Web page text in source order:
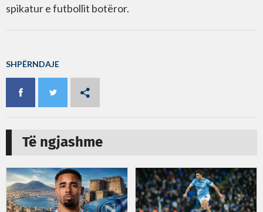
spikatur e futbollit botëror.
SHPËRNDAJE
Të ngjashme